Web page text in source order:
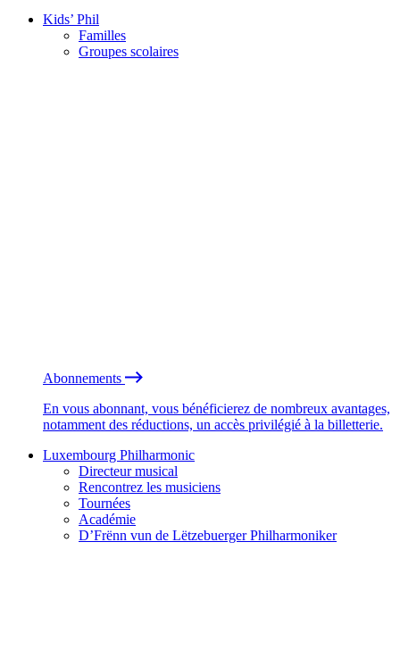
Kids’ Phil
Familles
Groupes scolaires
Abonnements
En vous abonnant, vous bénéficierez de nombreux avantages,
notamment des réductions, un accès privilégié à la billetterie.
Luxembourg Philharmonic
Directeur musical
Rencontrez les musiciens
Tournées
Académie
D’Frënn vun de Lëtzebuerger Philharmoniker